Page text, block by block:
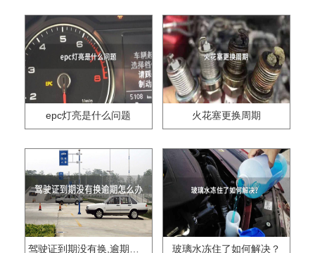
epc灯亮是什么问题 火花塞更换周期
玻璃水冻住了如何解决？